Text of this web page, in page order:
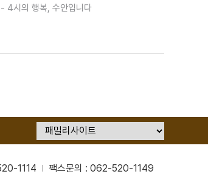
4시의 행복, 수안입니다
1114 팩스문의 : 062-520-1149